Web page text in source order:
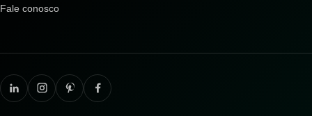
Fale conosco